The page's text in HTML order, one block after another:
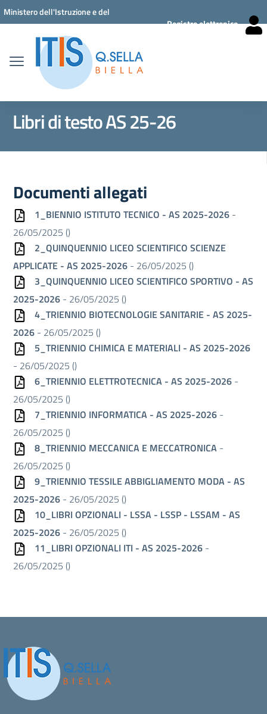
Vai ai contenuti
Vai al menu di navigazione
Vai al footer
Ministero dell'Istruzione e del
Registro elettronico
Libri di testo AS 25-26
Documenti allegati
1_BIENNIO ISTITUTO TECNICO - AS 2025-2026 -
26/05/2025 ()
2_QUINQUENNIO LICEO SCIENTIFICO SCIENZE
APPLICATE - AS 2025-2026 - 26/05/2025 ()
3_QUINQUENNIO LICEO SCIENTIFICO SPORTIVO - AS
2025-2026 - 26/05/2025 ()
4_TRIENNIO BIOTECNOLOGIE SANITARIE - AS 2025-
2026 - 26/05/2025 ()
5_TRIENNIO CHIMICA E MATERIALI - AS 2025-2026
- 26/05/2025 ()
6_TRIENNIO ELETTROTECNICA - AS 2025-2026 -
26/05/2025 ()
7_TRIENNIO INFORMATICA - AS 2025-2026 -
26/05/2025 ()
8_TRIENNIO MECCANICA E MECCATRONICA -
26/05/2025 ()
9_TRIENNIO TESSILE ABBIGLIAMENTO MODA - AS
2025-2026 - 26/05/2025 ()
10_LIBRI OPZIONALI - LSSA - LSSP - LSSAM - AS
2025-2026 - 26/05/2025 ()
11_LIBRI OPZIONALI ITI - AS 2025-2026 -
26/05/2025 ()